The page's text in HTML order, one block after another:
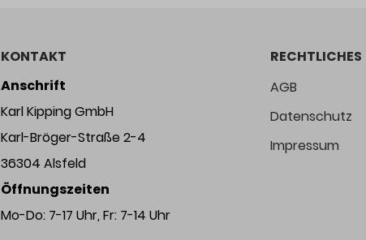
KONTAKT
Anschrift
Karl Kipping GmbH
Karl-Bröger-Straße 2-4
36304 Alsfeld
Öffnungszeiten
Mo-Do: 7-17 Uhr, Fr: 7-14 Uhr
RECHTLICHES
AGB
Datenschutz
Impressum